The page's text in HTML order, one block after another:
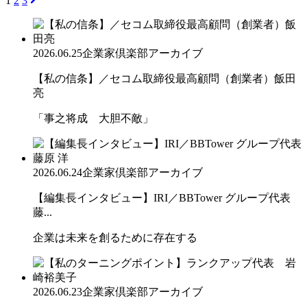
2026.06.25企業家倶楽部アーカイブ
【私の信条】／セコム取締役最高顧問（創業者）飯田
亮
「事之将成 大胆不敵」
2026.06.24企業家倶楽部アーカイブ
【編集長インタビュー】IRI／BBTower グループ代表
藤...
企業は未来を創るために存在する
2026.06.23企業家倶楽部アーカイブ